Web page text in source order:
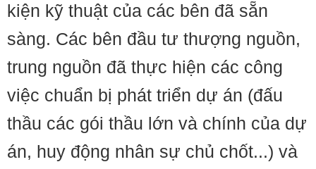
kiện kỹ thuật của các bên đã sẵn
sàng. Các bên đầu tư thượng nguồn,
trung nguồn đã thực hiện các công
việc chuẩn bị phát triển dự án (đấu
thầu các gói thầu lớn và chính của dự
án, huy động nhân sự chủ chốt...) và